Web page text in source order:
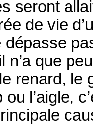
seront
de vie
n’a que
renard, le
l’aigle,